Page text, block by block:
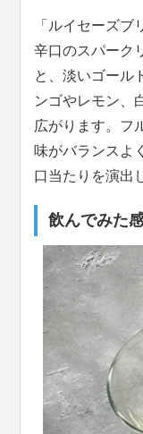
「ルイセーズ
辛口のスパーク
と、淡いゴール
ンゴやレモン、
広がります。フ
味がバランスよ
口当たりを演出
飲んでみた